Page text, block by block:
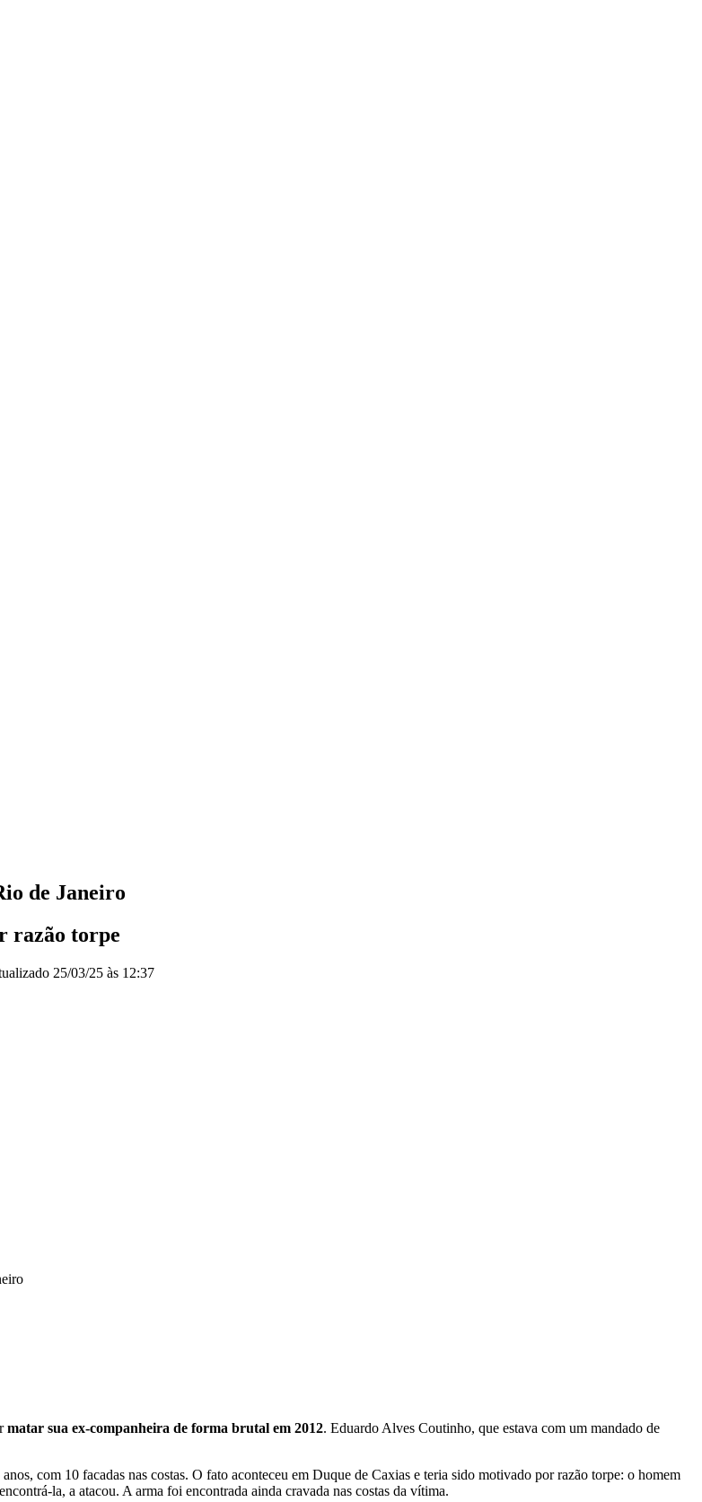
de Janeiro
razão torpe
25/03/25 às 12:37
matar sua ex-companheira de forma brutal em 2012. Eduardo Alves Coutinho, que estava com um mandado de
com 10 facadas nas costas. O fato aconteceu em Duque de Caxias e teria sido motivado por razão torpe: o homem
la, a atacou. A arma foi encontrada ainda cravada nas costas da vítima.